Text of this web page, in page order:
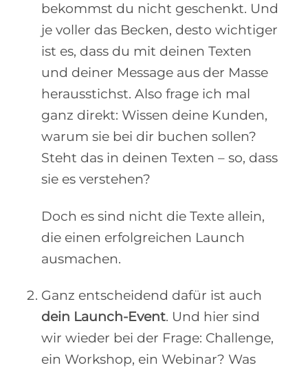
bekommst du nicht geschenkt. Und
je voller das Becken, desto wichtiger
ist es, dass du mit deinen Texten
und deiner Message aus der Masse
herausstichst. Also frage ich mal
ganz direkt: Wissen deine Kunden,
warum sie bei dir buchen sollen?
Steht das in deinen Texten – so, dass
sie es verstehen?
Doch es sind nicht die Texte allein,
die einen erfolgreichen Launch
ausmachen.
Ganz entscheidend dafür ist auch
dein Launch-Event. Und hier sind
wir wieder bei der Frage: Challenge,
ein Workshop, ein Webinar? Was